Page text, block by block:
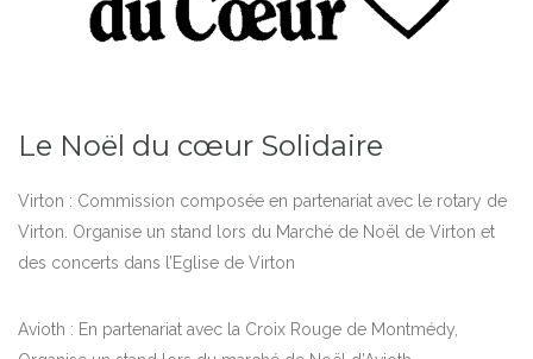
Le Noël du cœur Solidaire
Virton : Commission composée en partenariat avec le rotary de
Virton. Organise un stand lors du Marché de Noël de Virton et
des concerts dans l’Eglise de Virton
Avioth : En partenariat avec la Croix Rouge de Montmédy,